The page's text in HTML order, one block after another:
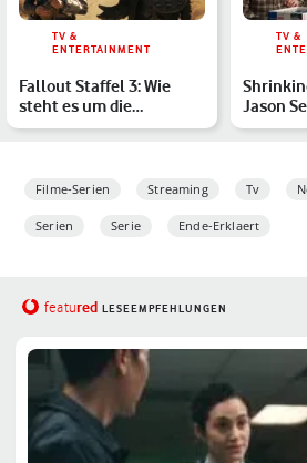
TV &
ENTERTAINMENT
Fallout Staffel 3: Wie
steht es um die
Fortsetzung der
TV &
Jason
Filme-Serien Streaming Tv
Serien Serie Ende-Erklaert
featured LESEEMPFEHLUNGEN